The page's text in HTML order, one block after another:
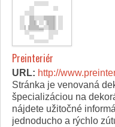
Preinteriér
URL: http://
Stránka je venovaná
špecializáciou na
nájdete užitočné
jednoducho a rýchlo